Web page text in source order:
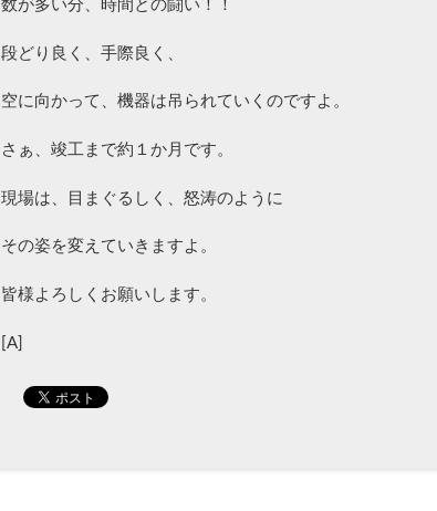
数が多い分、時間との闘い！！
段どり良く、手際良く、
空に向かって、機器は吊られていくのですよ。
さぁ、竣工まで約１か月です。
現場は、目まぐるしく、怒涛のように
その姿を変えていきますよ。
皆様よろしくお願いします。
[A]